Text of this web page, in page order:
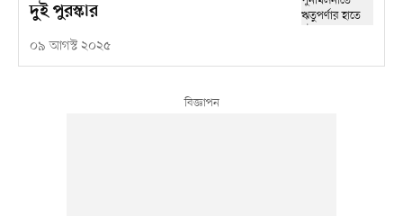
দুই পুরস্কার
০৯ আগস্ট ২০২৫